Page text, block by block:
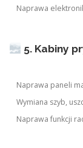
Naprawa
5. Kabiny
Naprawa paneli
Wymiana szyb,
Naprawa funkcji